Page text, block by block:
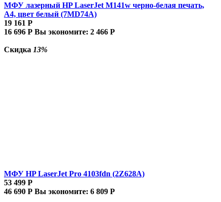
МФУ лазерный HP LaserJet M141w черно-белая печать,
A4, цвет белый (7MD74A)
19 161 Р
16 696 Р Вы экономите: 2 466 Р
Скидка 13%
МФУ HP LaserJet Pro 4103fdn (2Z628A)
53 499 Р
46 690 Р Вы экономите: 6 809 Р